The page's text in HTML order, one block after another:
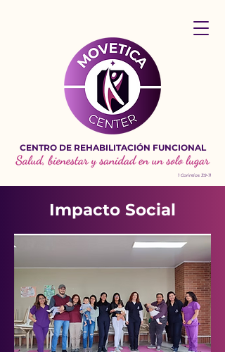
CENTRO DE REHABILITACIÓN FUNCIONAL
1 Corintios 3:9-11
Impacto Social